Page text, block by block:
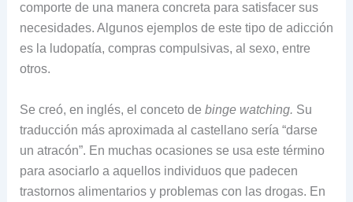
comporte de una manera concreta para satisfacer sus
necesidades. Algunos ejemplos de este tipo de adicción
es la ludopatía, compras compulsivas, al sexo, entre
otros.
Se creó, en inglés, el conceto de binge watching. Su
traducción más aproximada al castellano sería “darse
un atracón”. En muchas ocasiones se usa este término
para asociarlo a aquellos individuos que padecen
trastornos alimentarios y problemas con las drogas. En